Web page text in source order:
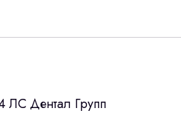
нашего партнера ООО
ЛС Дентал Групп